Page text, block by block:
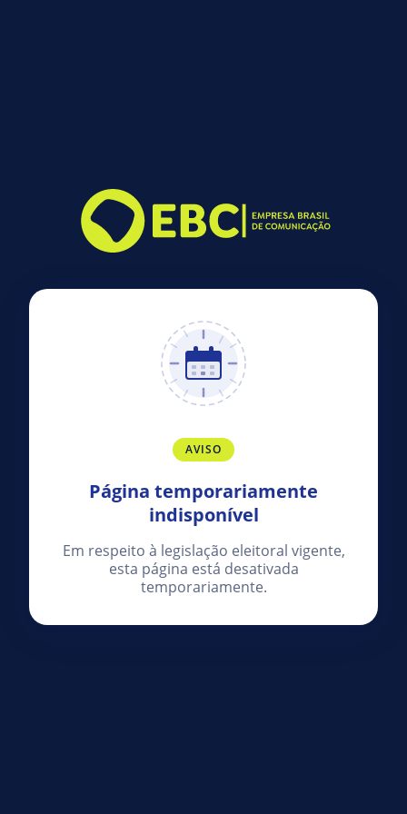
AVISO
Página temporariamente
indisponível
Em respeito à legislação eleitoral vigente,
esta página está desativada
temporariamente.